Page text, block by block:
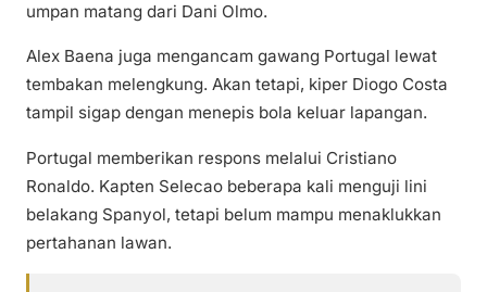
umpan matang dari Dani Olmo.
Alex Baena juga mengancam gawang Portugal lewat
tembakan melengkung. Akan tetapi, kiper Diogo Costa
tampil sigap dengan menepis bola keluar lapangan.
Portugal memberikan respons melalui Cristiano
Ronaldo. Kapten Selecao beberapa kali menguji lini
belakang Spanyol, tetapi belum mampu menaklukkan
pertahanan lawan.